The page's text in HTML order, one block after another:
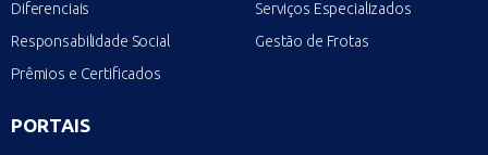
Diferenciais
Responsabilidade Social
Prêmios e Certificados
PORTAIS
Serviços Especializados
Gestão de Frotas